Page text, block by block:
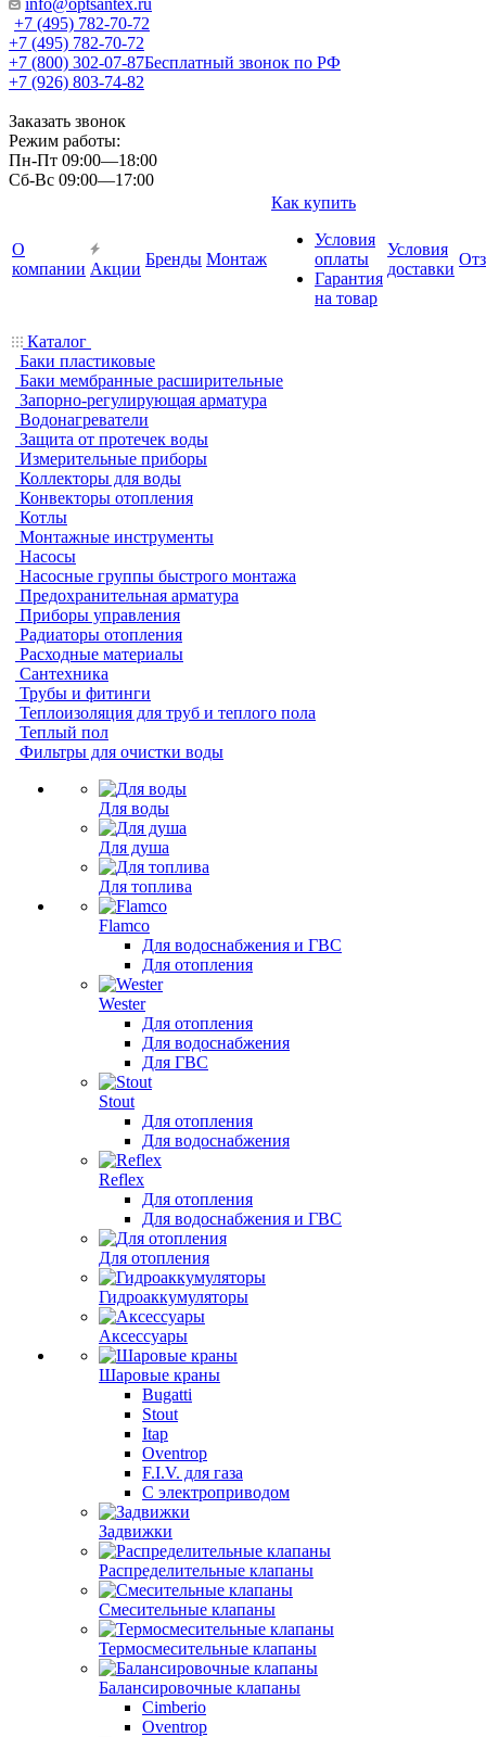
info@optsantex.ru
+7 (495) 782-70-72
+7 (495) 782-70-72
+7 (800) 302-07-87Бесплатный звонок по РФ
+7 (926) 803-74-82
Заказать звонок
Режим работы:
Пн-Пт 09:00—18:00
Сб-Вс 09:00—17:00
О
компании Акции
Бренды Монтаж
Как купить
Условия
оплаты
Гарантия
на товар
Условия
доставки
Каталог
Баки пластиковые
Баки мембранные расширительные
Запорно-регулирующая арматура
Водонагреватели
Защита от протечек воды
Измерительные приборы
Коллекторы для воды
Конвекторы отопления
Котлы
Монтажные инструменты
Насосы
Насосные группы быстрого монтажа
Предохранительная арматура
Приборы управления
Радиаторы отопления
Расходные материалы
Сантехника
Трубы и фитинги
Теплоизоляция для труб и теплого пола
Теплый пол
Фильтры для очистки воды
Для воды
Для душа
Для топлива
Flamco
Для водоснабжения и ГВС
Для отопления
Wester
Для отопления
Для водоснабжения
Для ГВС
Stout
Для отопления
Для водоснабжения
Reflex
Для отопления
Для водоснабжения и ГВС
Для отопления
Гидроаккумуляторы
Аксессуары
Шаровые краны
Bugatti
Stout
Itap
Oventrop
F.I.V. для газа
С электроприводом
Задвижки
Распределительные клапаны
Cмесительные клапаны
Термосмесительные клапаны
Балансировочные клапаны
Cimberio
Oventrop